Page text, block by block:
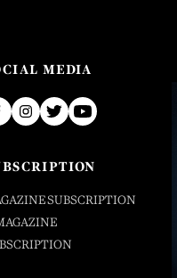
MEDIA
SUBSCRIPTION